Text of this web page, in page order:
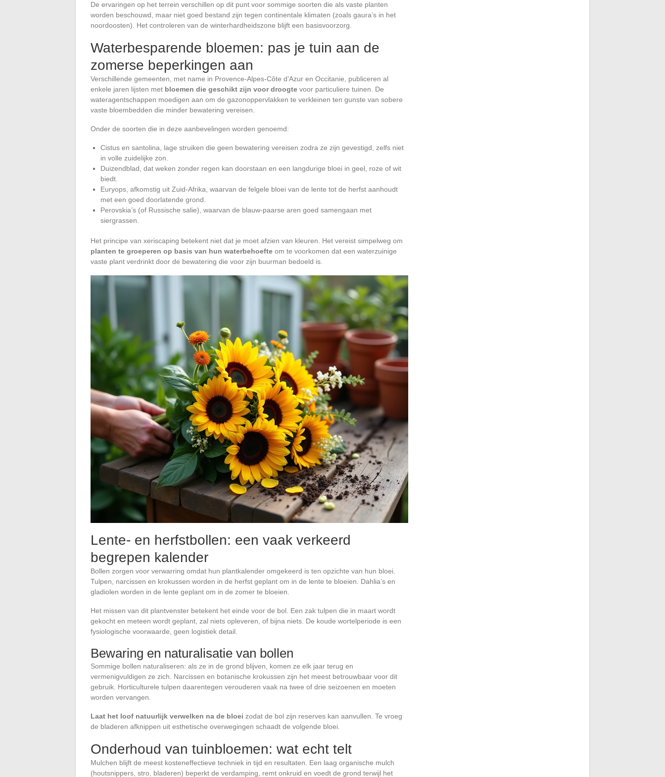
De ervaringen op het terrein verschillen op dit punt voor sommige soorten die als vaste planten
worden beschouwd, maar niet goed bestand zijn tegen continentale klimaten (zoals gaura’s in het
noordoosten). Het controleren van de winterhardheidszone blijft een basisvoorzorg.
Waterbesparende bloemen: pas je tuin aan de
zomerse beperkingen aan
Verschillende gemeenten, met name in Provence-Alpes-Côte d’Azur en Occitanie, publiceren al
enkele jaren lijsten met bloemen die geschikt zijn voor droogte voor particuliere tuinen. De
wateragentschappen moedigen aan om de gazonoppervlakken te verkleinen ten gunste van sobere
vaste bloembedden die minder bewatering vereisen.
Onder de soorten die in deze aanbevelingen worden genoemd:
Cistus en santolina, lage struiken die geen bewatering vereisen zodra ze zijn gevestigd, zelfs niet
in volle zuidelijke zon.
Duizendblad, dat weken zonder regen kan doorstaan en een langdurige bloei in geel, roze of wit
biedt.
Euryops, afkomstig uit Zuid-Afrika, waarvan de felgele bloei van de lente tot de herfst aanhoudt
met een goed doorlatende grond.
Perovskia’s (of Russische salie), waarvan de blauw-paarse aren goed samengaan met
siergrassen.
Het principe van xeriscaping betekent niet dat je moet afzien van kleuren. Het vereist simpelweg om
planten te groeperen op basis van hun waterbehoefte om te voorkomen dat een waterzuinige
vaste plant verdrinkt door de bewatering die voor zijn buurman bedoeld is.
Lente- en herfstbollen: een vaak verkeerd
begrepen kalender
Bollen zorgen voor verwarring omdat hun plantkalender omgekeerd is ten opzichte van hun bloei.
Tulpen, narcissen en krokussen worden in de herfst geplant om in de lente te bloeien. Dahlia’s en
gladiolen worden in de lente geplant om in de zomer te bloeien.
Het missen van dit plantvenster betekent het einde voor de bol. Een zak tulpen die in maart wordt
gekocht en meteen wordt geplant, zal niets opleveren, of bijna niets. De koude wortelperiode is een
fysiologische voorwaarde, geen logistiek detail.
Bewaring en naturalisatie van bollen
Sommige bollen naturaliseren: als ze in de grond blijven, komen ze elk jaar terug en
vermenigvuldigen ze zich. Narcissen en botanische krokussen zijn het meest betrouwbaar voor dit
gebruik. Horticulturele tulpen daarentegen verouderen vaak na twee of drie seizoenen en moeten
worden vervangen.
Laat het loof natuurlijk verwelken na de bloei zodat de bol zijn reserves kan aanvullen. Te vroeg
de bladeren afknippen uit esthetische overwegingen schaadt de volgende bloei.
Onderhoud van tuinbloemen: wat echt telt
Mulchen blijft de meest kosteneffectieve techniek in tijd en resultaten. Een laag organische mulch
(houtsnippers, stro, bladeren) beperkt de verdamping, remt onkruid en voedt de grond terwijl het